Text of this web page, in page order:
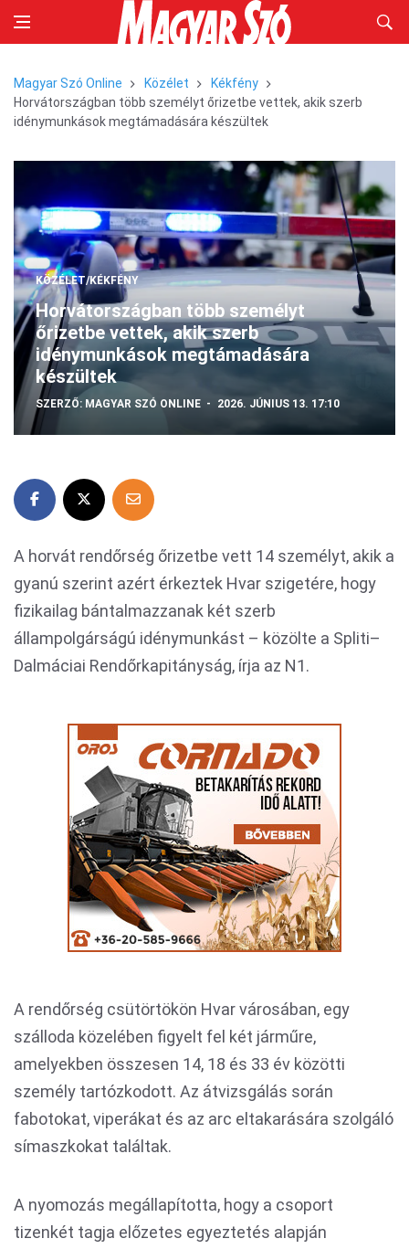
Magyar Szó Online Közélet
Kékfény
Horvátországban több személyt őrizetbe vettek, akik szerb
idénymunkások megtámadására készültek
KÖZÉLET/KÉKFÉNY
Horvátországban több személyt
őrizetbe vettek, akik szerb
idénymunkások megtámadására
készültek
SZERZŐ: MAGYAR SZÓ ONLINE 2026. JÚNIUS 13. 17:10
A horvát rendőrség őrizetbe vett 14 személyt, akik a
gyanú szerint azért érkeztek Hvar szigetére, hogy
fizikailag bántalmazzanak két szerb
állampolgárságú idénymunkást – közölte a Spliti–
Dalmáciai Rendőrkapitányság, írja az N1.
A rendőrség csütörtökön Hvar városában, egy
szálloda közelében figyelt fel két járműre,
amelyekben összesen 14, 18 és 33 év közötti
személy tartózkodott. Az átvizsgálás során
fabotokat, viperákat és az arc eltakarására szolgáló
símaszkokat találtak.
A nyomozás megállapította, hogy a csoport
tizenkét tagja előzetes egyeztetés alapján